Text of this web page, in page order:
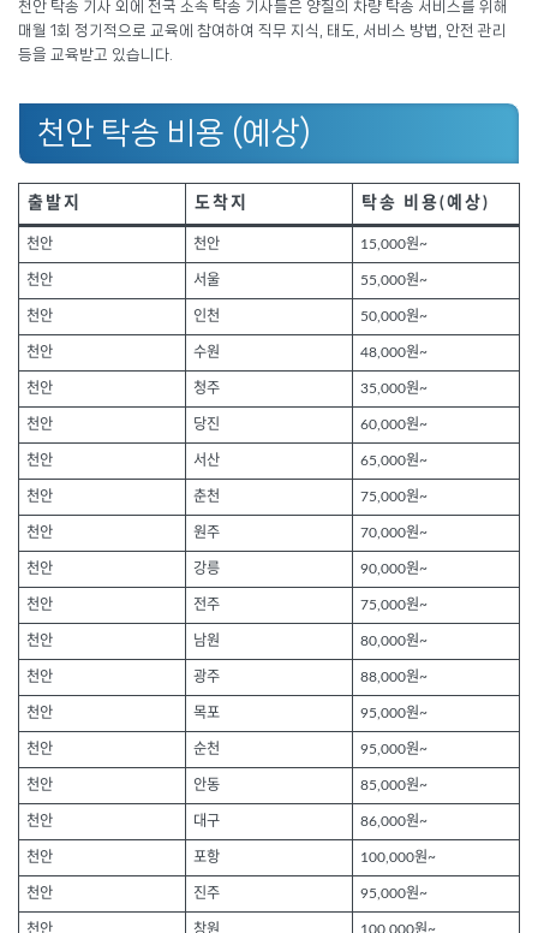
천안 탁송 기사 외에 전국 소속 탁송 기사들은 양질의 차량 탁송 서비스를 위해
매월 1회 정기적으로 교육에 참여하여 직무 지식, 태도, 서비스 방법, 안전 관리
등을 교육받고 있습니다.
천안 탁송 비용 (예상)
출발지 도착지 탁송 비용(예상)
천안 천안 15,000원~
천안 서울 55,000원~
천안 인천 50,000원~
천안 수원 48,000원~
천안 청주 35,000원~
천안 당진 60,000원~
천안 서산 65,000원~
천안 춘천 75,000원~
천안 원주 70,000원~
천안 강릉 90,000원~
천안 전주 75,000원~
천안 남원 80,000원~
천안 광주 88,000원~
천안 목포 95,000원~
천안 순천 95,000원~
천안 안동 85,000원~
천안 대구 86,000원~
천안 포항 100,000원~
천안 진주 95,000원~
천안 창원 100,000원~